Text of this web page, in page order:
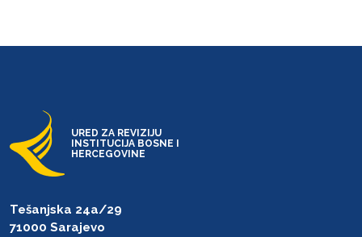
URED ZA REVIZIJU
INSTITUCIJA BOSNE I
HERCEGOVINE
Tešanjska 24a/29
71000 Sarajevo